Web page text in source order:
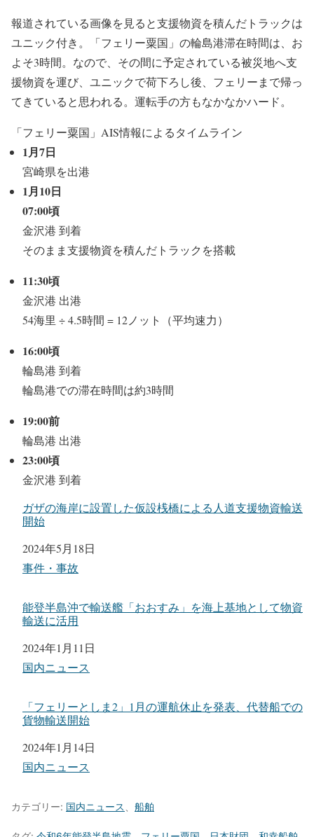
報道されている画像を見ると支援物資を積んだトラックは
ユニック付き。「フェリー粟国」の輪島港滞在時間は、お
よそ3時間。なので、その間に予定されている被災地へ支
援物資を運び、ユニックで荷下ろし後、フェリーまで帰っ
てきていると思われる。運転手の方もなかなかハード。
「フェリー粟国」AIS情報によるタイムライン
1月7日
宮崎県を出港
1月10日
07:00頃
金沢港 到着
そのまま支援物資を積んだトラックを搭載
11:30頃
金沢港 出港
54海里 ÷ 4.5時間 = 12ノット（平均速力）
16:00頃
輪島港 到着
輪島港での滞在時間は約3時間
19:00前
輪島港 出港
23:00頃
金沢港 到着
ガザの海岸に設置した仮設桟橋による人道支援物資輸送
開始
日付
2024年5月18日
関連理由
事件・事故
能登半島沖で輸送艦「おおすみ」を海上基地として物資
輸送に活用
日付
2024年1月11日
関連理由
国内ニュース
「フェリーとしま2」1月の運航休止を発表、代替船での
貨物輸送開始
日付
2024年1月14日
関連理由
国内ニュース
カテゴリー: 国内ニュース 船舶